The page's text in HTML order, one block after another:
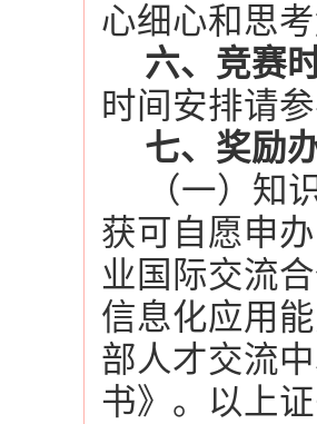
心细心和思
六、竞赛
时间安排请
七、奖励
（一）知
获可自愿申
业国际交流
信息化应用
部人才交流
书》。以上